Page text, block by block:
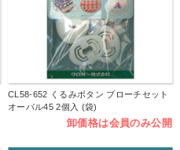
CL58-652 くるみボタン ブローチセット
オーバル45 2個入 (袋)
卸価格は会員のみ公開